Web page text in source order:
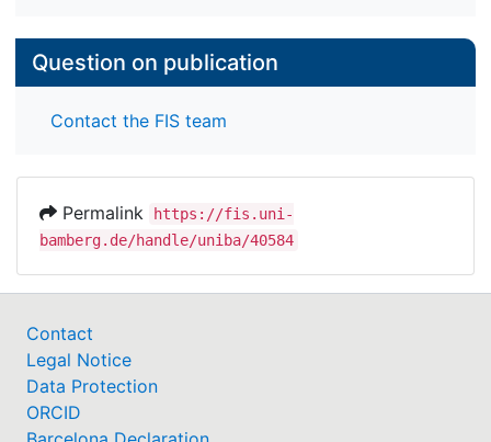
Question on publication
Contact the FIS team
Permalink
https://fis.uni-
bamberg.de/handle/uniba/40584
Contact
Legal Notice
Data Protection
ORCID